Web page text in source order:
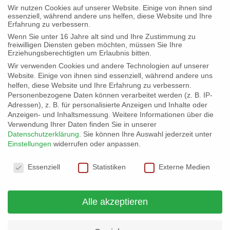
Ehrung Katja Müller – unser stiller
Star im Stützpunkt !
Am 06.05.2022 wurde im Rahmen der
Podiumsdiskussion „Wir müssen reden!“ Katja
Müller für ihren unermüdlichen Einsatz hinter
den Kulissen geehrt. Sie ist die Person, die
nicht müde wird Gelder einzusammeln, Anträge
Bekanntheitsgrad des Stützpunkts
Wir nutzen Cookies auf unserer Website. Einige von ihnen sind
essenziell, während andere uns helfen, diese Website und Ihre
Erfahrung zu verbessern.
Wenn Sie unter 16 Jahre alt sind und Ihre Zustimmung zu
freiwilligen Diensten geben möchten, müssen Sie Ihre
Erziehungsberechtigten um Erlaubnis bitten.
Wir verwenden Cookies und andere Technologien auf unserer
Website. Einige von ihnen sind essenziell, während andere uns
helfen, diese Website und Ihre Erfahrung zu verbessern.
Personenbezogene Daten können verarbeitet werden (z. B. IP-
Adressen), z. B. für personalisierte Anzeigen und Inhalte oder
Anzeigen- und Inhaltsmessung. Weitere Informationen über die
Verwendung Ihrer Daten finden Sie in unserer
Datenschutzerklärung. Sie können Ihre Auswahl jederzeit unter
Einstellungen widerrufen oder anpassen.
Essenziell
Statistiken Externe Medien
Alle akzeptieren